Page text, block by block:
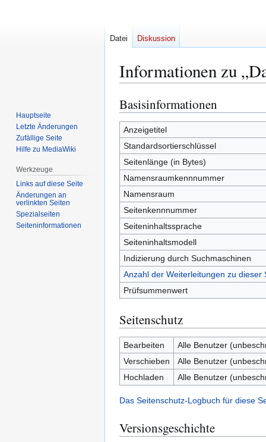
Informationen zu
Zur
Navigation
springen
Zur
Suche
springen
Basisinformationen
Anzeigetitel
Standardsortierschlüssel
Seitenlänge (in Bytes)
Namensraumkennnummer
Namensraum
Seitenkennnummer
Seiteninhaltssprache
Seiteninhaltsmodell
Indizierung durch Suchmaschinen
Anzahl der Weiterleitungen zu dieser
Prüfsummenwert
Seitenschutz
Bearbeiten
Alle Benutzer
Verschieben
Alle Benutzer
Hochladen
Alle Benutzer
Das Seitenschutz-Logbuch für diese
Versionsgeschichte
Datei Diskussion
Hauptseite
Letzte Änderungen
Zufällige Seite
Hilfe zu MediaWiki
Werkzeuge
Links auf diese Seite
Änderungen an
verlinkten Seiten
Spezialseiten
Seiten­­informationen